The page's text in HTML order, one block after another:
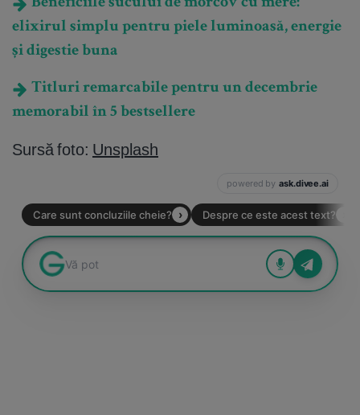
Beneficiile sucului de morcov cu mere:
elixirul simplu pentru piele luminoasă, energie
și digestie buna
Titluri remarcabile pentru un decembrie
memorabil în 5 bestsellere
Sursă foto: Unsplash